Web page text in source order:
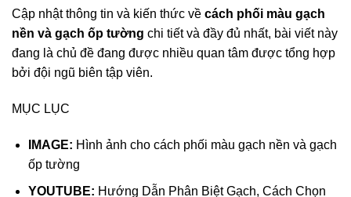
Cập nhật thông tin và kiến thức về cách phối màu gạch
nền và gạch ốp tường chi tiết và đầy đủ nhất, bài viết này
đang là chủ đề đang được nhiều quan tâm được tổng hợp
bởi đội ngũ biên tập viên.
MỤC LỤC
IMAGE: Hình ảnh cho cách phối màu gạch nền và gạch
ốp tường
YOUTUBE: Hướng Dẫn Phân Biệt Gạch, Cách Chọn